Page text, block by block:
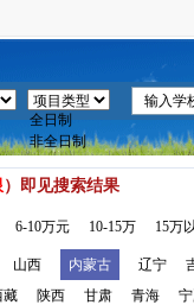
）即见搜索结果
6-10万元 10-15万 15万
山西 内蒙古 辽宁
藏 陕西 甘肃 青海